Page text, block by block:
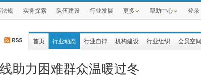
法规 实务探索 队伍建设 行业发展 更多 帮助中心 登录
首页 行业动态 行业自律 机构建设 行业组织 会员空间
助力困难群众温暖过冬